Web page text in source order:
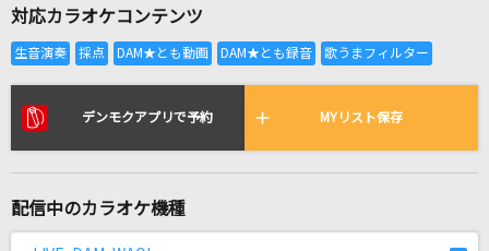
全国りれき
リアルタイムで歌われている曲の一覧
もうええわ
対応カラオケコンテンツ
デンモクアプリで予約 MYリスト保存
配信中のカラオケ機種